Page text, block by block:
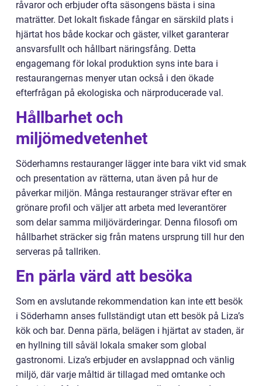
råvaror och erbjuder ofta säsongens bästa i sina
maträtter. Det lokalt fiskade fångar en särskild plats i
hjärtat hos både kockar och gäster, vilket garanterar
ansvarsfullt och hållbart näringsfång. Detta
engagemang för lokal produktion syns inte bara i
restaurangernas menyer utan också i den ökade
efterfrågan på ekologiska och närproducerade val.
Hållbarhet och
miljömedvetenhet
Söderhamns restauranger lägger inte bara vikt vid smak
och presentation av rätterna, utan även på hur de
påverkar miljön. Många restauranger strävar efter en
grönare profil och väljer att arbeta med leverantörer
som delar samma miljövärderingar. Denna filosofi om
hållbarhet sträcker sig från matens ursprung till hur den
serveras på tallriken.
En pärla värd att besöka
Som en avslutande rekommendation kan inte ett besök
i Söderhamn anses fullständigt utan ett besök på Liza’s
kök och bar. Denna pärla, belägen i hjärtat av staden, är
en hyllning till såväl lokala smaker som global
gastronomi. Liza’s erbjuder en avslappnad och vänlig
miljö, där varje måltid är tillagad med omtanke och